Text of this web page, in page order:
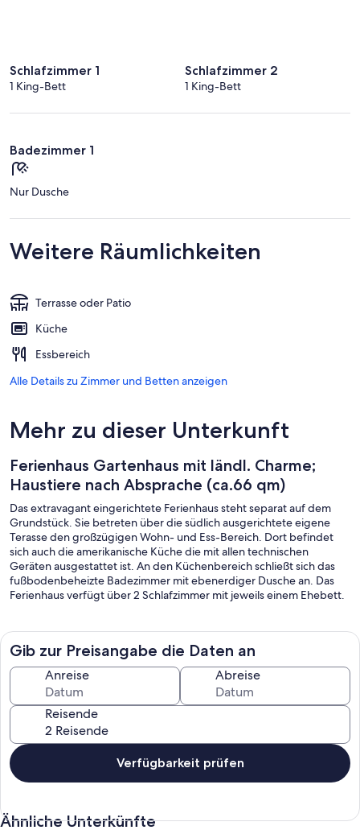
Schlafzimmer 1
1 King-Bett
Schlafzimmer 2
1 King-Bett
Badezimmer 1
Nur Dusche
Weitere Räumlichkeiten
Terrasse oder Patio
Küche
Essbereich
Alle Details zu Zimmer und Betten anzeigen
Mehr zu dieser Unterkunft
Ferienhaus Gartenhaus mit ländl. Charme;
Haustiere nach Absprache (ca.66 qm)
Das extravagant eingerichtete Ferienhaus steht separat auf dem
Grundstück. Sie betreten über die südlich ausgerichtete eigene
Terasse den großzügigen Wohn- und Ess-Bereich. Dort befindet
sich auch die amerikanische Küche die mit allen technischen
Geräten ausgestattet ist. An den Küchenbereich schließt sich das
fußbodenbeheizte Badezimmer mit ebenerdiger Dusche an. Das
Ferienhaus verfügt über 2 Schlafzimmer mit jeweils einem Ehebett.
Gib zur Preisangabe die Daten an
Anreise Abreise
Reisende
Verfügbarkeit prüfen
Ähnliche Unterkünfte